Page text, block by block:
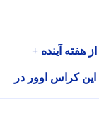
آینده +
این کراس اوور در